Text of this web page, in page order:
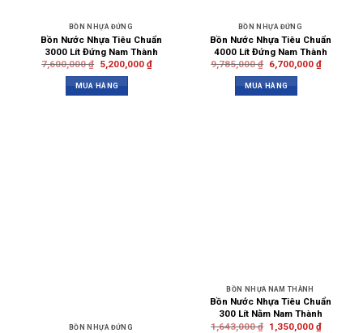
BỒN NHỰA ĐỨNG
Bồn Nước Nhựa Tiêu Chuẩn
3000 Lít Đứng Nam Thành
7,600,000₫ 5,200,000 ₫
MUA HÀNG
BỒN NHỰA ĐỨNG
Bồn Nước Nhựa Tiêu Chuẩn
4000 Lít Đứng Nam Thành
9,785,000₫ 6,700,000 ₫
MUA HÀNG
BỒN NHỰA ĐỨNG
BỒN NHỰA NAM THÀNH
Bồn Nước Nhựa Tiêu Chuẩn
300 Lít Nằm Nam Thành
1,643,000₫ 1,350,000 ₫